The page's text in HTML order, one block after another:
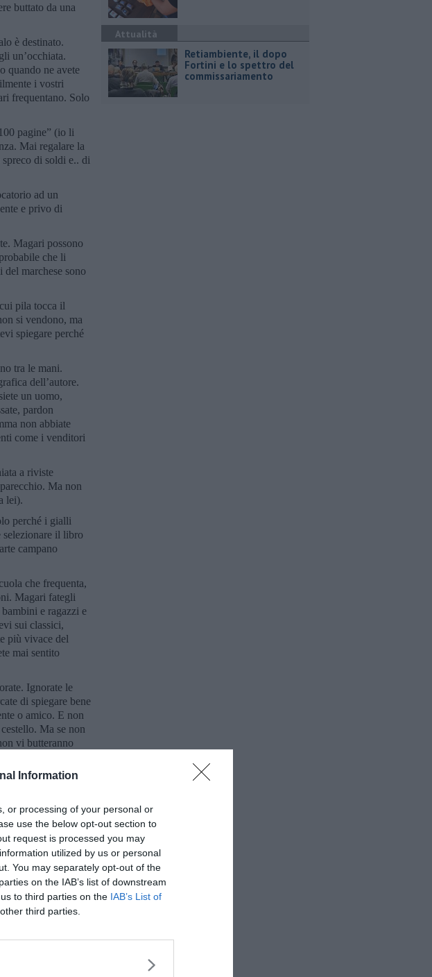
Information
or processing of your personal or
use the below opt-out section to
request is processed you may
utilized by us or personal
You may separately opt-out of the
on the IAB’s list of downstream
to third parties on the IAB’s List of
third parties.
buttato da una
è destinato.
un’occhiata.
quando ne avete
i vostri
frequentano. Solo
pagine” (io li
Mai regalare la
spreco di soldi e.. di
ad un
e privo di
Magari possono
che li
marchese sono
pila tocca il
si vendono, ma
spiegare perché
tra le mani.
dell’autore.
un uomo,
pardon
non abbiate
come i venditori
a riviste
Ma non
lei).
perché i gialli
selezionare il libro
campano
che frequenta,
Magari fategli
e ragazzi e
sui classici,
più vivace del
mai sentito
Ignorate le
di spiegare bene
o amico. E non
Ma se non
vi butteranno
molto indecisi e
Attualità
Retiambiente, il dopo
Fortini e lo spettro del
commissariamento